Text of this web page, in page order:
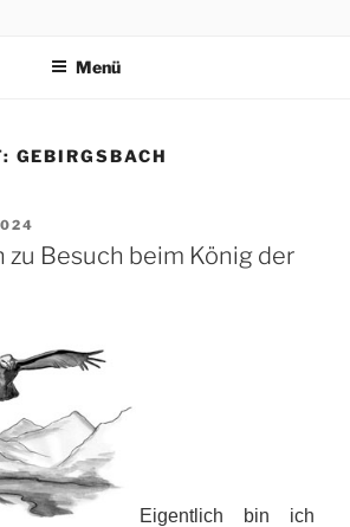
Menü
GEBIRGSBACH
Besuch beim König der
Eigentlich bin ich